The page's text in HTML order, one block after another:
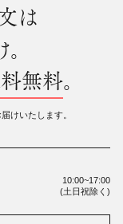
は
無料。
けいたします。
10:00~17:00
(土日祝除く)